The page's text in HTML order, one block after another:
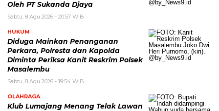
Oleh PT Sukanda Djaya
Sabtu, 8 Agu 2026 - 20:57 WIB
HUKUM
Diduga Mainkan Penanganan
Perkara, Polresta dan Kapolda
Diminta Periksa Kanit Reskrim Polsek
Masalembu
Sabtu, 8 Agu 2026 - 19:54 WIB
OLAHRAGA
Klub Lumajang Menang Telak Lawan